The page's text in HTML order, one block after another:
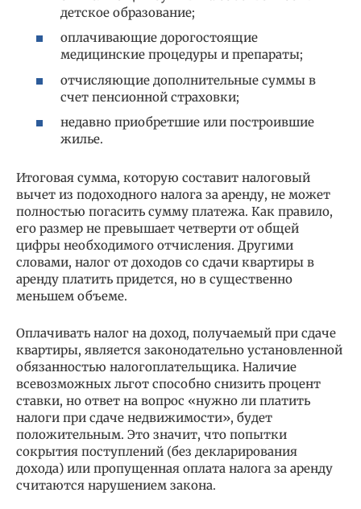
детское образование;
оплачивающие дорогостоящие
медицинские процедуры и препараты;
отчисляющие дополнительные суммы в
счет пенсионной страховки;
недавно приобретшие или построившие
жилье.
Итоговая сумма, которую составит налоговый
вычет из подоходного налога за аренду, не может
полностью погасить сумму платежа. Как правило,
его размер не превышает четверти от общей
цифры необходимого отчисления. Другими
словами, налог от доходов со сдачи квартиры в
аренду платить придется, но в существенно
меньшем объеме.
Оплачивать налог на доход, получаемый при сдаче
квартиры, является законодательно установленной
обязанностью налогоплательщика. Наличие
всевозможных льгот способно снизить процент
ставки, но ответ на вопрос «нужно ли платить
налоги при сдаче недвижимости», будет
положительным. Это значит, что попытки
сокрытия поступлений (без декларирования
дохода) или пропущенная оплата налога за аренду
считаются нарушением закона.